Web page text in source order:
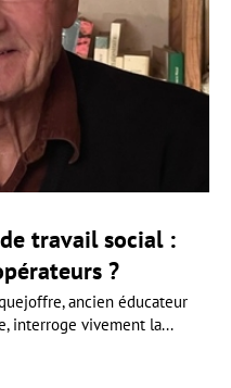
travail social :
?
ancien éducateur
interroge vivement la...